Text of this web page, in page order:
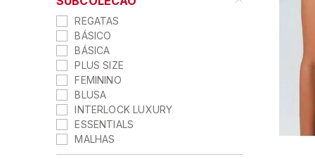
REGATAS
BÁSICO
BÁSICA
PLUS SIZE
FEMININO
BLUSA
INTERLOCK LUXURY
ESSENTIALS
MALHAS